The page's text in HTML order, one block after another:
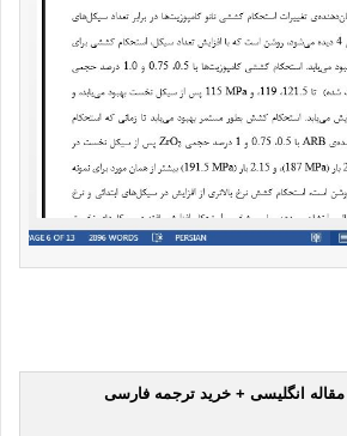
مقاله انگلیسی + خرید ترجمه فارسی